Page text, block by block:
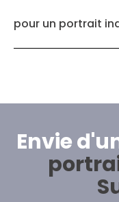
pour un portrait
Envie